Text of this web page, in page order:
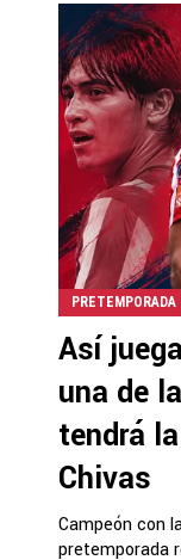
PRETEMPORADA
Así
una de
tendrá
Chivas
Campeón con
pretemporada